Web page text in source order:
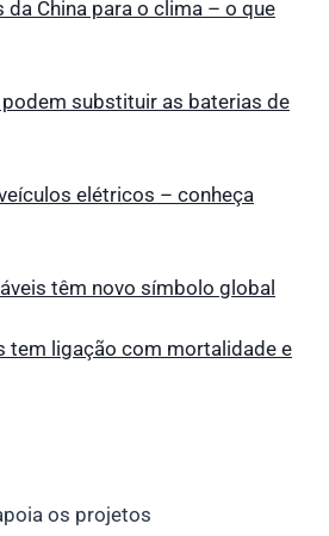
da China para o clima – o que
substituir as baterias de
elétricos – conheça
têm novo símbolo global
tem ligação com mortalidade e
os projetos